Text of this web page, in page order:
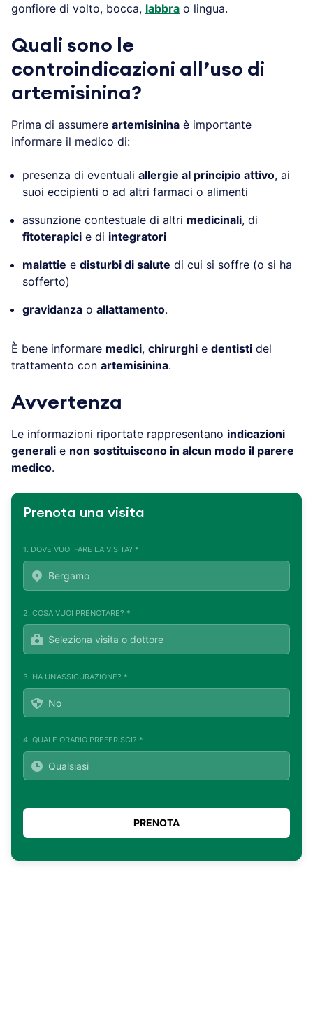
gonfiore di volto, bocca, labbra o lingua.
Quali sono le
controindicazioni all’uso di
artemisinina?
Prima di assumere artemisinina è importante
informare il medico di:
presenza di eventuali allergie al principio attivo, ai
suoi eccipienti o ad altri farmaci o alimenti
assunzione contestuale di altri medicinali, di
fitoterapici e di integratori
malattie e disturbi di salute di cui si soffre (o si ha
sofferto)
gravidanza o allattamento.
È bene informare medici, chirurghi e dentisti del
trattamento con artemisinina.
Avvertenza
Le informazioni riportate rappresentano indicazioni
generali e non sostituiscono in alcun modo il parere
medico.
Prenota una visita
1. DOVE VUOI FARE LA VISITA? *
2. COSA VUOI PRENOTARE? *
3. HA UN'ASSICURAZIONE? *
4. QUALE ORARIO PREFERISCI? *